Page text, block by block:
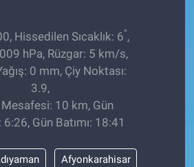
Hissedilen Sıcaklık: 6°,
hPa, Rüzgar: 5 km/s,
0 mm, Çiy Noktası:
3.9,
10 km, Gün
Gün Batımı: 18:41
Afyonkarahisar